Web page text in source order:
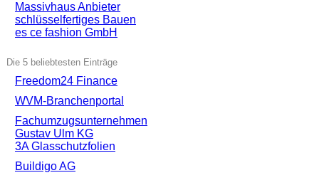
Massivhaus Anbieter
schlüsselfertiges Bauen
es ce fashion GmbH
Die 5 beliebtesten Einträge
Freedom24 Finance
WVM-Branchenportal
Fachumzugsunternehmen
Gustav Ulm KG
3A Glasschutzfolien
Buildigo AG